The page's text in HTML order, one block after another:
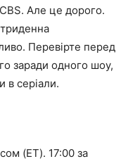
Але це дорого.
Перевірте перед
заради одного шоу,
в серіали.
(ET). 17:00 за